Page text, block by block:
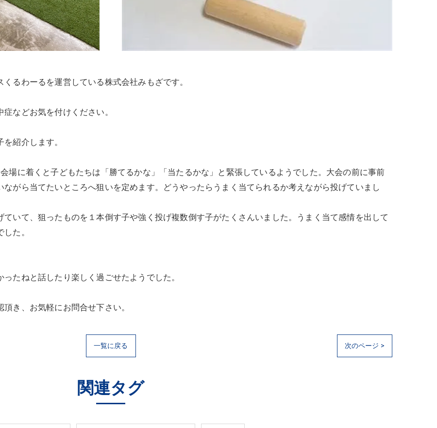
るわーるを運営している株式会社みもざです。
などお気を付けください。
紹介します。
場に着くと子どもたちは「勝てるかな」「当たるかな」と緊張しているようでした。大会の前に事前
がら当てたいところへ狙いを定めます。どうやったらうまく当てられるか考えながら投げていまし
いて、狙ったものを１本倒す子や強く投げ複数倒す子がたくさんいました。うまく当て感情を出して
た。
たねと話したり楽しく過ごせたようでした。
き、お気軽にお問合せ下さい。
一覧に戻る 次のページ >
関連タグ